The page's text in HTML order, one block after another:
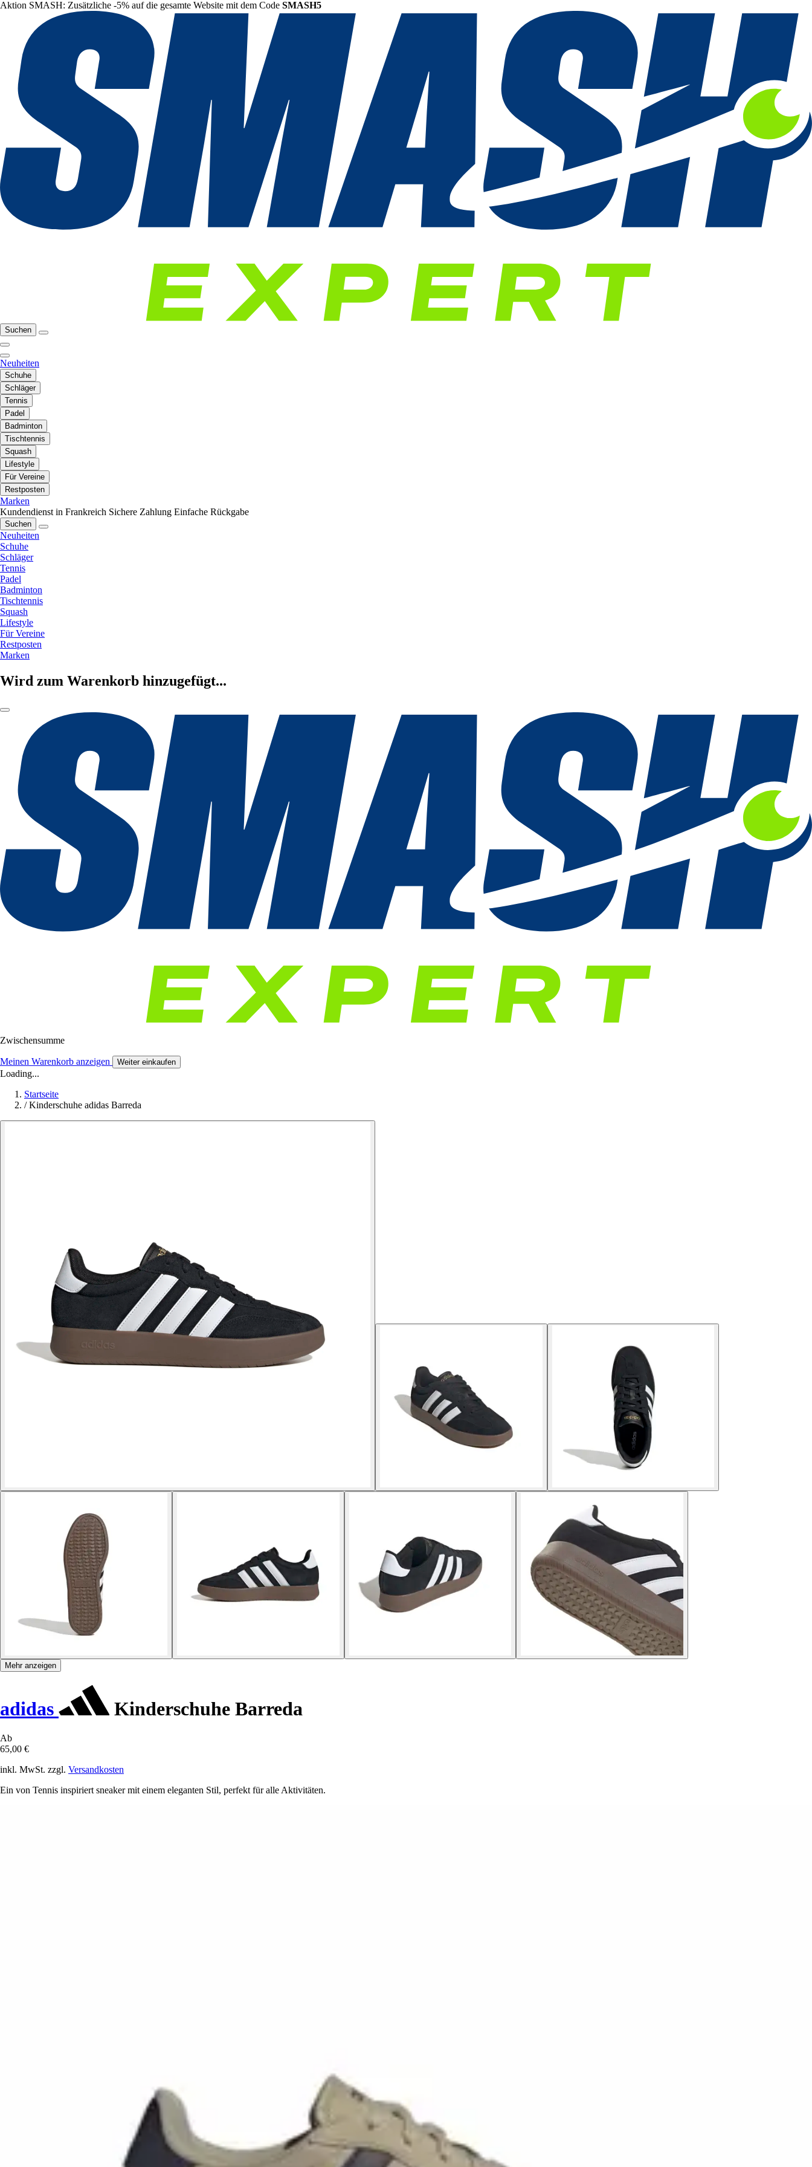
Aktion SMASH: Zusätzliche -5% auf die gesamte Website mit dem Code SMASH5
Suchen
Neuheiten
Schuhe
Schläger
Tennis
Padel
Badminton
Tischtennis
Squash
Lifestyle
Für Vereine
Restposten
Marken
Kundendienst in Frankreich Sichere Zahlung Einfache Rückgabe
Suchen
Neuheiten
Schuhe
Schläger
Tennis
Padel
Badminton
Tischtennis
Squash
Lifestyle
Für Vereine
Restposten
Marken
Wird zum Warenkorb hinzugefügt...
Zwischensumme
Meinen Warenkorb anzeigen Weiter einkaufen
Loading...
Startseite
/ Kinderschuhe adidas Barreda
Mehr anzeigen
adidas Kinderschuhe Barreda
Ab
65,00 €
inkl. MwSt. zzgl. Versandkosten
Ein von Tennis inspiriert sneaker mit einem eleganten Stil, perfekt für alle Aktivitäten.